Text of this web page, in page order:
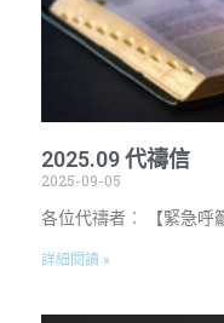
2025.09 代禱信
2025-09-05
各位代禱者︰ 【緊急呼
詳細閱讀 »